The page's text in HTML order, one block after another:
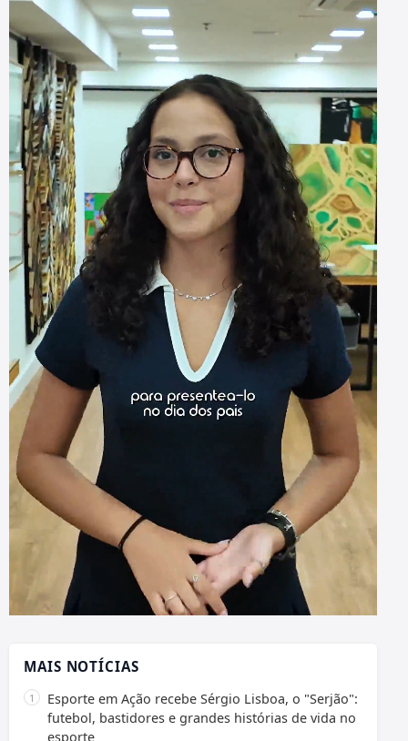
MAIS NOTÍCIAS
Esporte em Ação recebe Sérgio Lisboa, o "Serjão":
futebol, bastidores e grandes histórias de vida no
esporte